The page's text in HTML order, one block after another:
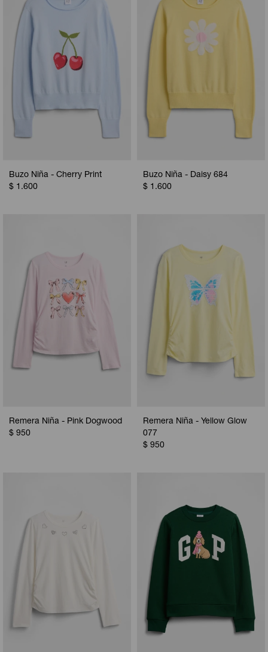
Buzo Niña - Cherry Print
$ 1.600
Buzo Niña - Daisy 684
$ 1.600
Remera Niña - Pink Dogwood
$ 950
Remera Niña - Yellow Glow
077
$ 950